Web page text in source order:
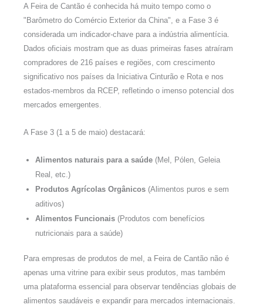
A Feira de Cantão é conhecida há muito tempo como o
"Barômetro do Comércio Exterior da China", e a Fase 3 é
considerada um indicador-chave para a indústria alimentícia.
Dados oficiais mostram que as duas primeiras fases atraíram
compradores de 216 países e regiões, com crescimento
significativo nos países da Iniciativa Cinturão e Rota e nos
estados-membros da RCEP, refletindo o imenso potencial dos
mercados emergentes.
A Fase 3 (1 a 5 de maio) destacará:
Alimentos naturais para a saúde (Mel, Pólen, Geleia
Real, etc.)
Produtos Agrícolas Orgânicos (Alimentos puros e sem
aditivos)
Alimentos Funcionais (Produtos com benefícios
nutricionais para a saúde)
Para empresas de produtos de mel, a Feira de Cantão não é
apenas uma vitrine para exibir seus produtos, mas também
uma plataforma essencial para observar tendências globais de
alimentos saudáveis e expandir para mercados internacionais.